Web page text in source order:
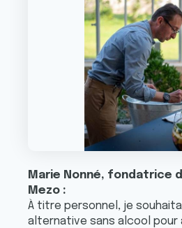
Marie Nonné, fondatrice
Mezo :
À titre personnel, je
alternative sans alcool pour